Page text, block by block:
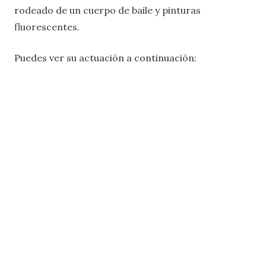
rodeado de un cuerpo de baile y pinturas
fluorescentes.
Puedes ver su actuación a continuación: